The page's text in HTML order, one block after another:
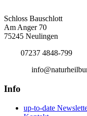
Schloss Bauschlott
Am Anger 70
75245 Neulingen
07237 4848-799
Info
up-to-date